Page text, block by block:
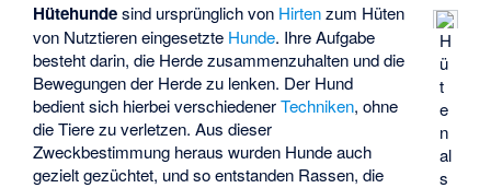
H
ü
t
e
n
al
s
Hütehundesind ursprünglich von Hirtenzum Hüten
von Nutztieren eingesetzte Hunde. Ihre Aufgabe
besteht darin, die Herde zusammenzuhalten und die
Bewegungen der Herde zu lenken. Der Hund
bedient sich hierbei verschiedenerTechniken, ohne
die Tiere zu verletzen. Aus dieser
Zweckbestimmung heraus wurden Hunde auch
gezielt gezüchtet, und so entstanden Rassen, die